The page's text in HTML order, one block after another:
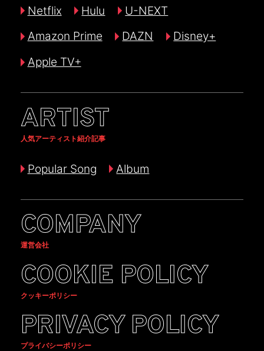
Netflix Hulu
U-NEXT
Amazon Prime
DAZN
Disney+
Apple TV+
ARTIST
人気アーティスト紹介記事
Popular Song Album
COMPANY
運営会社
COOKIE POLICY
クッキーポリシー
PRIVACY POLICY
プライバシーポリシー